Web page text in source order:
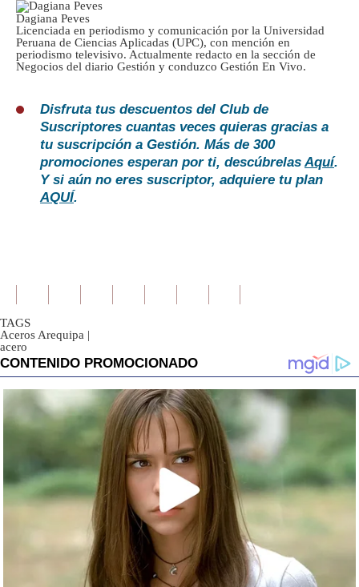
Dagiana Peves
Licenciada en periodismo y comunicación por la Universidad
Peruana de Ciencias Aplicadas (UPC), con mención en
periodismo televisivo. Actualmente redacto en la sección de
Negocios del diario Gestión y conduzco Gestión En Vivo.
Disfruta tus descuentos del Club de
Suscriptores cuantas veces quieras gracias a
tu suscripción a Gestión. Más de 300
promociones esperan por ti, descúbrelasAquí.
Y si aún no eres suscriptor, adquiere tu plan
AQUÍ.
TAGS
Aceros Arequipa |
acero